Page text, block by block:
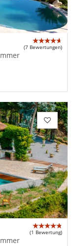
(7 Bewertungen)
(1 Bewertung)